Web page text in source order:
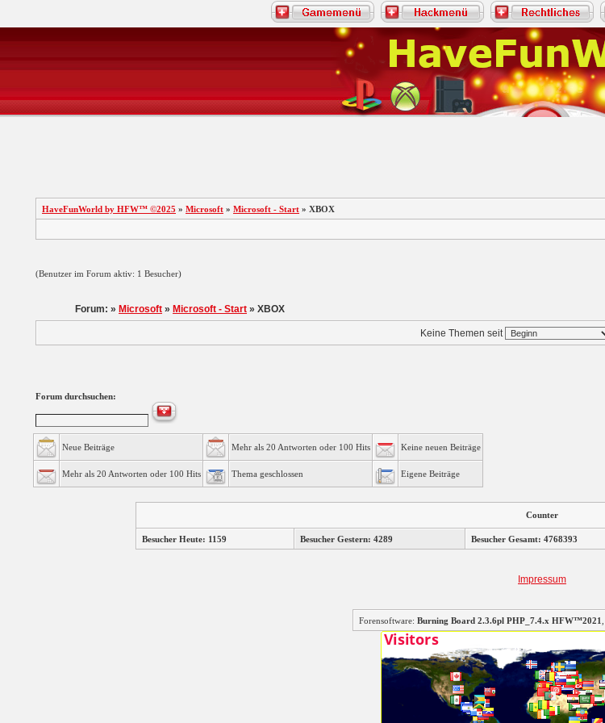
HaveFunWorld by HFW™ ©2025 » Microsoft » Microsoft - Start » XBOX
(Benutzer im Forum aktiv: 1 Besucher)
Forum: » Microsoft » Microsoft - Start » XBOX
Keine Themen seit
Forum durchsuchen:
Neue Beiträge Mehr als 20 Antworten oder 100 Hits Keine neuen Beiträge
Mehr als 20 Antworten oder 100 Hits Thema geschlossen Eigene Beiträge
Counter
Besucher Heute: 1159 Besucher Gestern: 4289 Besucher Gesamt: 4768393
Impressum
Forensoftware: Burning Board 2.3.6pl PHP_7.4.x HFW™2021